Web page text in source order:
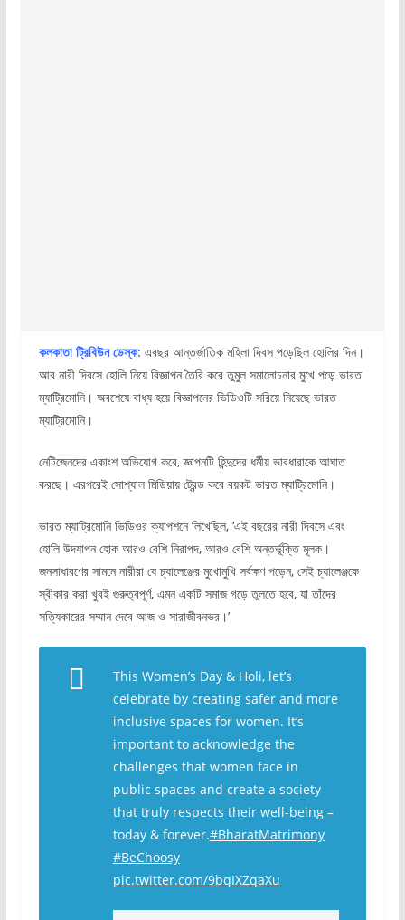
কলকাতা ট্রিবিউন ডেস্ক: এবছর আন্তর্জাতিক মহিলা দিবস পড়েছিল হোলির দিন।
আর নারী দিবসে হোলি নিয়ে বিজ্ঞাপন তৈরি করে তুমুল সমালোচনার মুখে পড়ে ভারত
ম্যাট্রিমোনি। অবশেষে বাধ্য হয়ে বিজ্ঞাপনের ভিডিওটি সরিয়ে নিয়েছে ভারত
ম্যাট্রিমোনি।
নেটিজেনদের একাংশ অভিযোগ করে, জ্ঞাপনটি হিন্দুদের ধর্মীয় ভাবধারাকে আঘাত
করছে। এরপরেই সোশ্যাল মিডিয়ায় ট্রেন্ড করে বয়কট ভারত ম্যাট্রিমোনি।
ভারত ম্যাট্রিমোনি ভিডিওর ক্যাপশনে লিখেছিল, ‘এই বছরের নারী দিবসে এবং
হোলি উদযাপন হোক আরও বেশি নিরাপদ, আরও বেশি অন্তর্ভূক্তি মূলক।
জনসাধারণের সামনে নারীরা যে চ্যালেঞ্জের মুখোমুখি সর্বক্ষণ পড়েন, সেই চ্যালেঞ্জকে
স্বীকার করা খুবই গুরুত্বপূর্ণ, এমন একটি সমাজ গড়ে তুলতে হবে, যা তাঁদের
সত্যিকারের সম্মান দেবে আজ ও সারাজীবনভর।’
This Women’s Day & Holi, let’s
celebrate by creating safer and more
inclusive spaces for women. It’s
important to acknowledge the
challenges that women face in
public spaces and create a society
that truly respects their well-being –
today & forever.#BharatMatrimony
#BeChoosy
pic.twitter.com/9bqIXZqaXu